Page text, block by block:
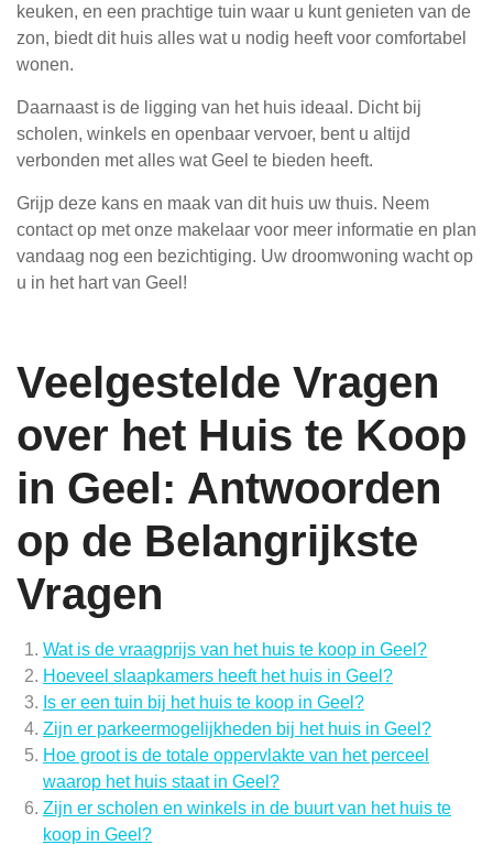
keuken, en een prachtige tuin waar u kunt genieten van de
zon, biedt dit huis alles wat u nodig heeft voor comfortabel
wonen.
Daarnaast is de ligging van het huis ideaal. Dicht bij
scholen, winkels en openbaar vervoer, bent u altijd
verbonden met alles wat Geel te bieden heeft.
Grijp deze kans en maak van dit huis uw thuis. Neem
contact op met onze makelaar voor meer informatie en plan
vandaag nog een bezichtiging. Uw droomwoning wacht op
u in het hart van Geel!
Veelgestelde Vragen
over het Huis te Koop
in Geel: Antwoorden
op de Belangrijkste
Vragen
Wat is de vraagprijs van het huis te koop in Geel?
Hoeveel slaapkamers heeft het huis in Geel?
Is er een tuin bij het huis te koop in Geel?
Zijn er parkeermogelijkheden bij het huis in Geel?
Hoe groot is de totale oppervlakte van het perceel
waarop het huis staat in Geel?
Zijn er scholen en winkels in de buurt van het huis te
koop in Geel?